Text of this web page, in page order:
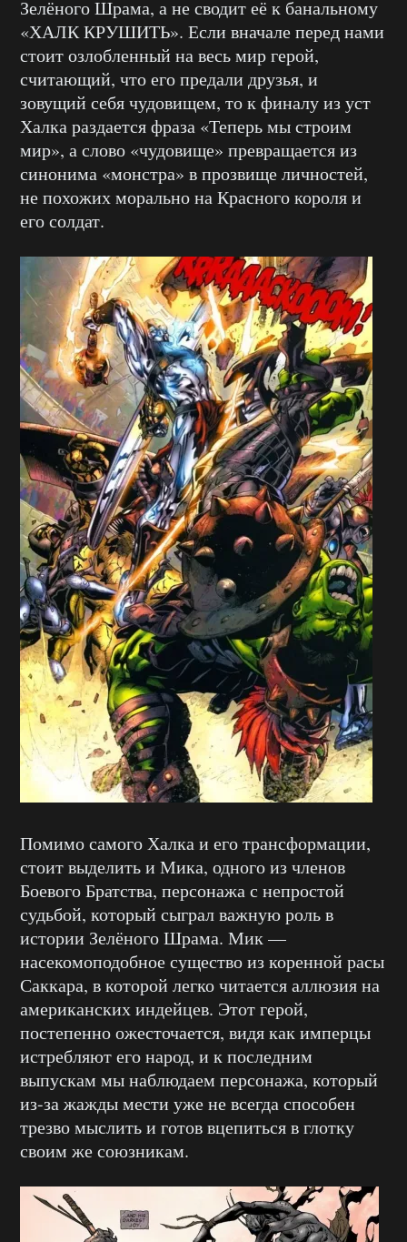
Зелёного Шрама, а не сводит её к банальному
«ХАЛК КРУШИТЬ». Если вначале перед нами
стоит озлобленный на весь мир герой,
считающий, что его предали друзья, и
зовущий себя чудовищем, то к финалу из уст
Халка раздается фраза «Теперь мы строим
мир», а слово «чудовище» превращается из
синонима «монстра» в прозвище личностей,
не похожих морально на Красного короля и
его солдат.
Помимо самого Халка и его трансформации,
стоит выделить и Мика, одного из членов
Боевого Братства, персонажа с непростой
судьбой, который сыграл важную роль в
истории Зелёного Шрама. Мик —
насекомоподобное существо из коренной расы
Саккара, в которой легко читается аллюзия на
американских индейцев. Этот герой,
постепенно ожесточается, видя как имперцы
истребляют его народ, и к последним
выпускам мы наблюдаем персонажа, который
из-за жажды мести уже не всегда способен
трезво мыслить и готов вцепиться в глотку
своим же союзникам.